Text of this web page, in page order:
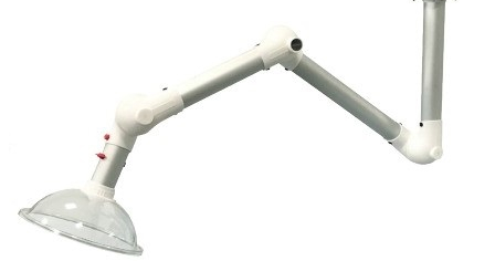
Uscatoare de sticlarie
Ventilatie / Exhaustare
Dulapuri De Laborator/Corpuri
De Stocare
Dulapuri de reactivi
Dulapuri la sol